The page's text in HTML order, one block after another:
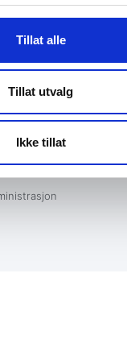
Tillat alle
Tillat utvalg
Ikke tillat